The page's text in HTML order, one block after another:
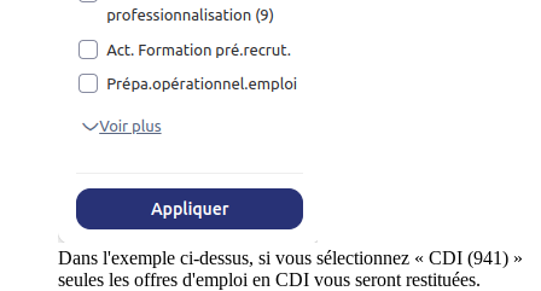
Dans l'exemple ci-dessus, si vous sélectionnez « CDI (941) »
seules les offres d'emploi en CDI vous seront restituées.